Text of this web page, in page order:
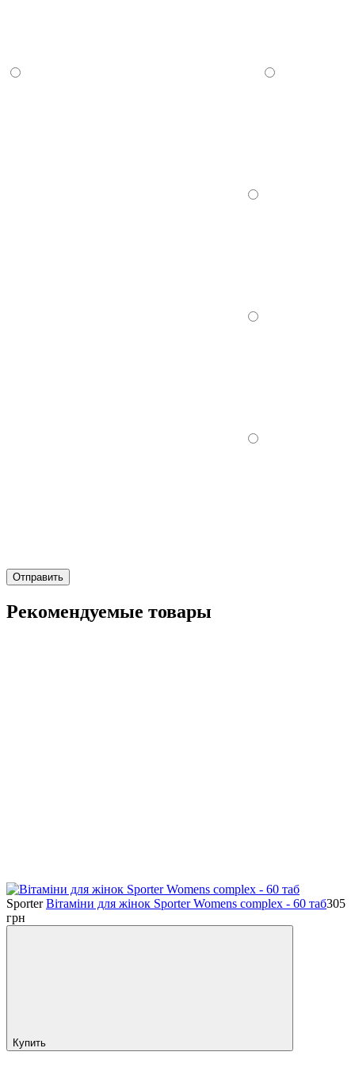
Отправить
Рекомендуемые товары
Sporter Вітаміни для жінок Sporter Womens complex - 60 таб305
грн
Купить